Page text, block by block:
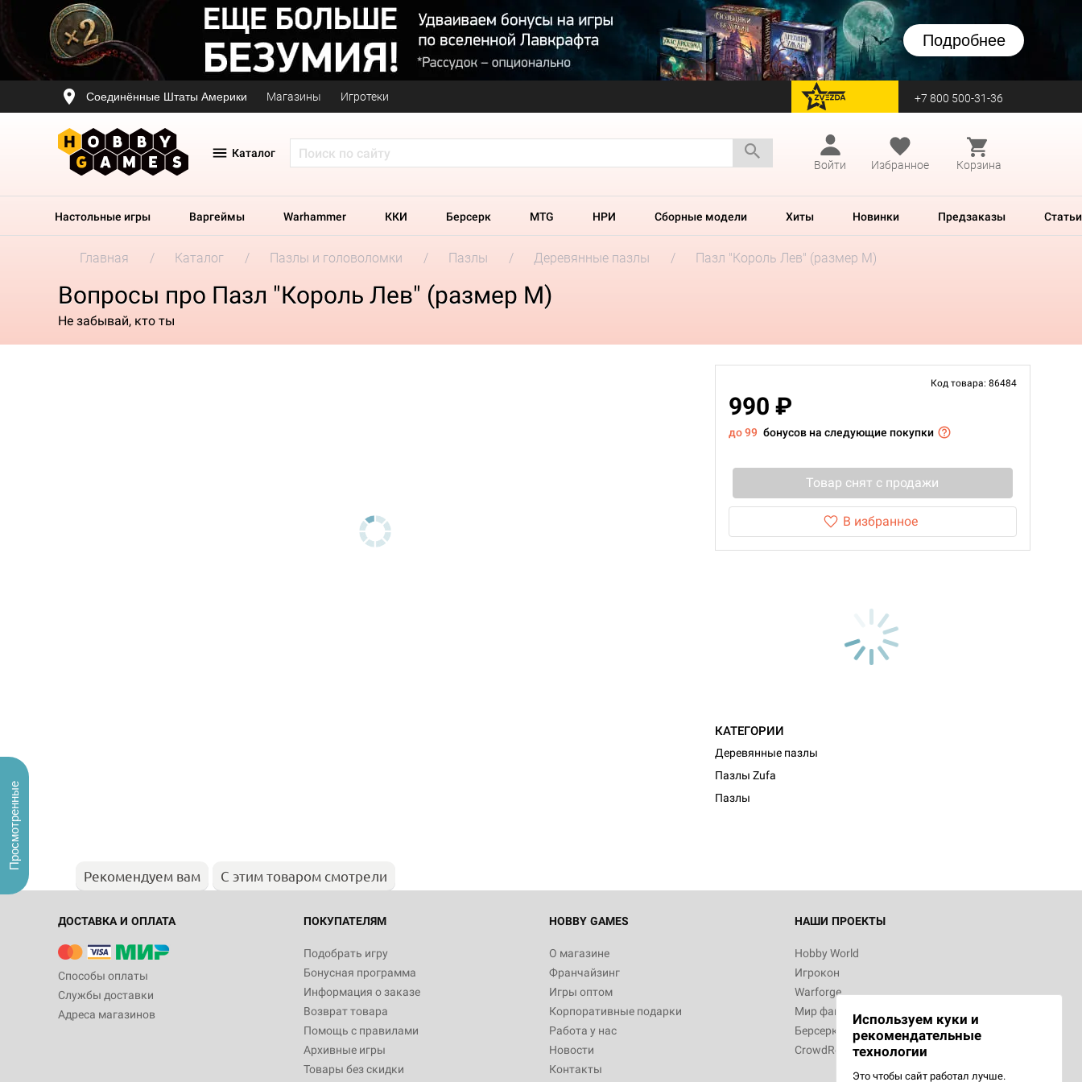
Подробнее
Соединённые Штаты Америки Магазины Игротеки перейти на Zvezda +7 800 500-31-36
Каталог
Войти
Избранное Корзина
Настольные игры Варгеймы Warhammer ККИ Берсерк MTG НРИ Сборные модели Хиты Новинки Предзаказы Статьи
Главная Каталог Пазлы и головоломки Пазлы Деревянные пазлы Пазл "Король Лев" (размер M)
Вопросы про Пазл "Король Лев" (размер M)
Не забывай, кто ты
Код товара: 86484
990 ₽
до 99 бонусов на следующие покупки
Товар снят с продажи
В избранное
КАТЕГОРИИ
Деревянные пазлы
Пазлы Zufa
Пазлы
Рекомендуем вам С этим товаром смотрели
ДОСТАВКА И ОПЛАТА
Способы оплаты
Службы доставки
Адреса магазинов
ПОКУПАТЕЛЯМ
Подобрать игру
Бонусная программа
Информация о заказе
Возврат товара
Помощь с правилами
Архивные игры
Товары без скидки
HOBBY GAMES
О магазине
Франчайзинг
Игры оптом
Корпоративные подарки
Работа у нас
Новости
Контакты
НАШИ ПРОЕКТЫ
Hobby World
Игрокон
Warforge
Мир фантастики
Берсерк
CrowdRepublic
Используем куки и
рекомендательные
технологии
Это чтобы сайт работал лучше.
Просмотренные
Настольная игра Hobby World Журнал
"Мир фантастики. Спецвыпуск: Братья
империи: Боевая тревога
799
Настольная игра Hobby World Сумерки
империи. Четвёртая редакция: Грозовой
Рубеж
12 990